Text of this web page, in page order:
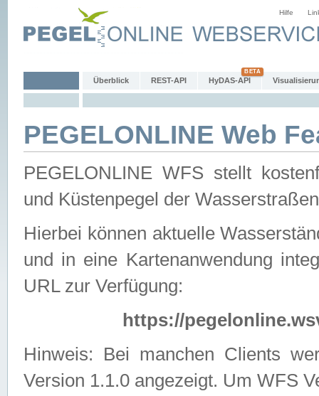
Hilfe
Überblick REST-API HyDAS-API
PEGELONLINE Web
PEGELONLINE WFS stellt
und Küstenpegel der
Hierbei können aktuelle
und in eine Kartenanwendung
URL zur Verfügung:
https://
Hinweis: Bei manchen Clients
Version 1.1.0 angezeigt. Um WFS